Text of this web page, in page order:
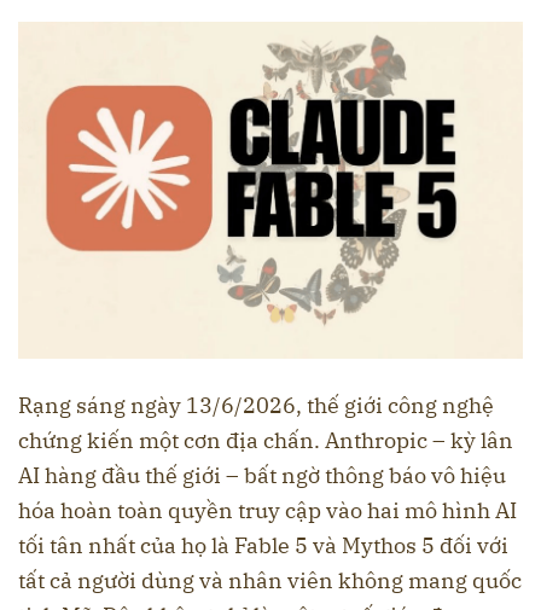
Rạng sáng ngày 13/6/2026, thế giới công nghệ
chứng kiến một cơn địa chấn. Anthropic – kỳ lân
AI hàng đầu thế giới – bất ngờ thông báo vô hiệu
hóa hoàn toàn quyền truy cập vào hai mô hình AI
tối tân nhất của họ là Fable 5 và Mythos 5 đối với
tất cả người dùng và nhân viên không mang quốc